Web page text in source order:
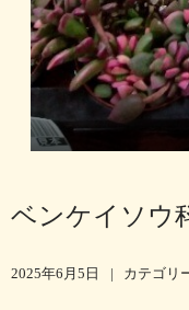
ベンケイソウ
2025年6月5日 | カテゴリ